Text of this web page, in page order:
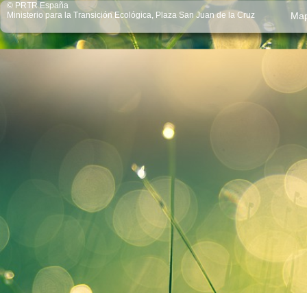
© PRTR España
Ministerio para la Transición Ecológica, Plaza San Juan de la Cruz